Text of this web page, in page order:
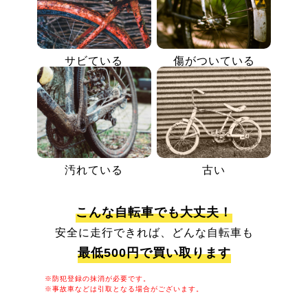
サビている 傷がついている
汚れている 古い
こんな自転車でも大丈夫！
安全に走行できれば、どんな自転車も
最低500円で買い取ります
※防犯登録の抹消が必要です。
※事故車などは引取となる場合がございます。